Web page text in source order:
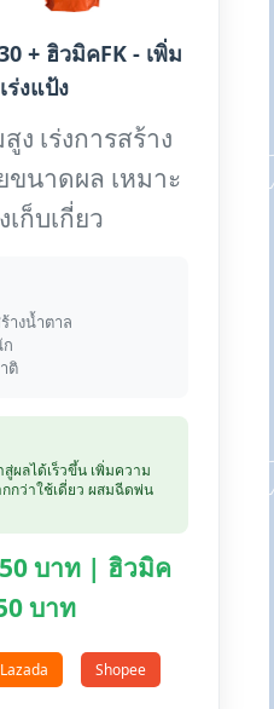
+ ฮิวมิคFK - เพิ่ม
ร่งแป้ง
เร่งการสร้าง
นาดผล เหมาะ
ก็บเกี่ยว
างน้ำตาล
ติ
ผลได้เร็วขึ้น เพิ่มความ
กว่าใช้เดี่ยว ผสมฉีดพ่น
บาท | ฮิวมิค
บาท
Lazada Shopee